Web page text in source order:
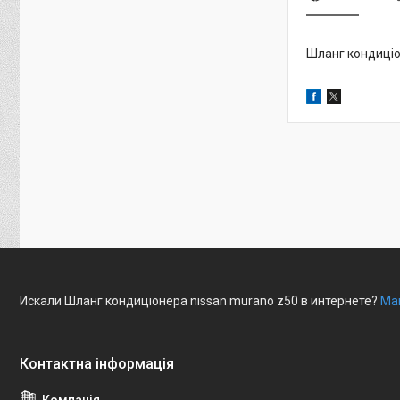
Шланг
Искали Шланг кондиціонера nissan murano z50 в интернете?